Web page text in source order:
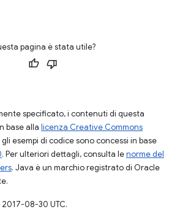
pagina è stata utile?
specificato, i contenuti di questa
base alla licenza Creative Commons
esempi di codice sono concessi in base
. Per ulteriori dettagli, consulta lenorme del
. Java è un marchio registrato di Oracle
08-30 UTC.